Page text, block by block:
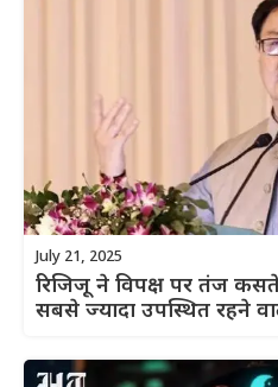
July 21, 2025
रिजिजू ने विपक्ष पर तंज
सबसे ज्यादा उपस्थित रहने